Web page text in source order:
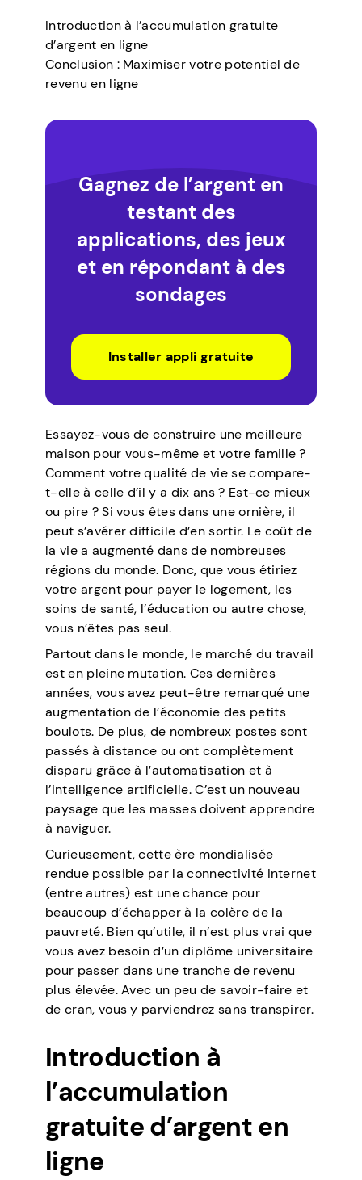
Introduction à l’accumulation gratuite
d’argent en ligne
Conclusion : Maximiser votre potentiel de
revenu en ligne
Gagnez de l’argent en
testant des
applications, des jeux
et en répondant à des
sondages
Installer appli gratuite
Essayez-vous de construire une meilleure
maison pour vous-même et votre famille ?
Comment votre qualité de vie se compare-
t-elle à celle d’il y a dix ans ? Est-ce mieux
ou pire ? Si vous êtes dans une ornière, il
peut s’avérer difficile d’en sortir. Le coût de
la vie a augmenté dans de nombreuses
régions du monde. Donc, que vous étiriez
votre argent pour payer le logement, les
soins de santé, l’éducation ou autre chose,
vous n’êtes pas seul.
Partout dans le monde, le marché du travail
est en pleine mutation. Ces dernières
années, vous avez peut-être remarqué une
augmentation de l’économie des petits
boulots. De plus, de nombreux postes sont
passés à distance ou ont complètement
disparu grâce à l’automatisation et à
l’intelligence artificielle. C’est un nouveau
paysage que les masses doivent apprendre
à naviguer.
Curieusement, cette ère mondialisée
rendue possible par la connectivité Internet
(entre autres) est une chance pour
beaucoup d’échapper à la colère de la
pauvreté. Bien qu’utile, il n’est plus vrai que
vous avez besoin d’un diplôme universitaire
pour passer dans une tranche de revenu
plus élevée. Avec un peu de savoir-faire et
de cran, vous y parviendrez sans transpirer.
Introduction à
l’accumulation
gratuite d’argent en
ligne